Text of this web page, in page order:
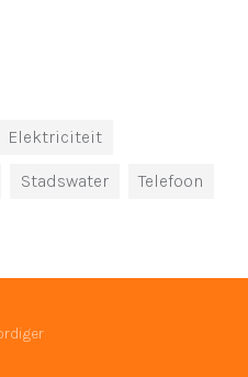
Elektriciteit
Stadswater Telefoon